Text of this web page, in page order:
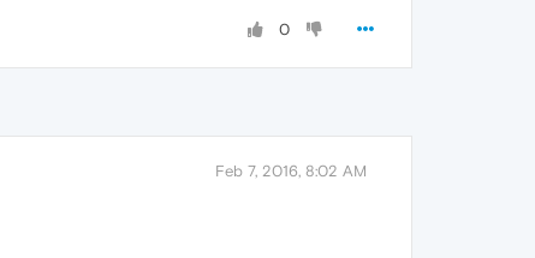
0
Feb 7, 2016, 8:02 AM